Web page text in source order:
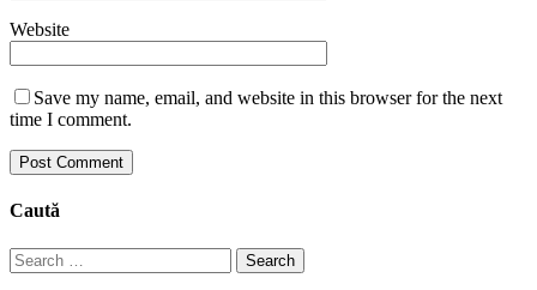
Website
Save my name, email, and website in this browser for the next
time I comment.
Caută
Search
for: